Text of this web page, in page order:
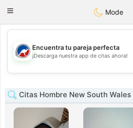
Australia
Toggle
Mode
💖
💕
Encuentra tu pareja perfecta
¡Descarga nuestra app de citas ahora!
Citas Hombre New South Wales